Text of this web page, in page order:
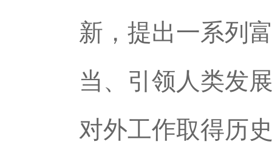
新，提出一系列
当、引领人类发
对外工作取得历